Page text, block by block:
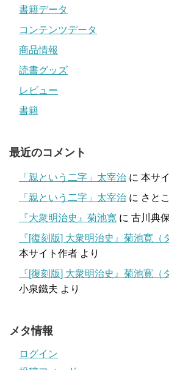
書籍データ
コンテンツデータ
商品情報
読書グッズ
レビュー
書籍
最近のコメント
「親という二字」太宰治 に 本サ
「親という二字」太宰治 に さとこ
『大衆明治史』菊池寛 に 古川典保
『[復刻版] 大衆明治史』菊池寛（
本サイト作者 より
『[復刻版] 大衆明治史』菊池寛（
小泉鐵夫 より
メタ情報
ログイン